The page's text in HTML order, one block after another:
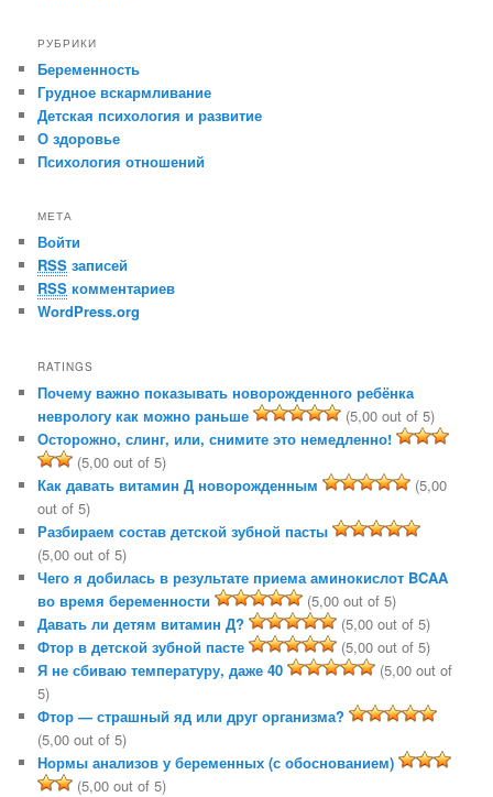
РУБРИКИ
Беременность
Грудное вскармливание
Детская психология и развитие
О здоровье
Психология отношений
МЕТА
Войти
RSS записей
RSS комментариев
WordPress.org
RATINGS
Почему важно показывать новорожденного ребёнка
неврологу как можно раньше
(5,00 out of 5)
Осторожно, слинг, или, снимите это немедленно!
(5,00 out of 5)
Как давать витамин Д новорожденным
(5,00
out of 5)
Разбираем состав детской зубной пасты
(5,00 out of 5)
Чего я добилась в результате приема аминокислот BCAA
во время беременности
(5,00 out of 5)
Давать ли детям витамин Д?
(5,00 out of 5)
Фтор в детской зубной пасте
(5,00 out of 5)
Я не сбиваю температуру, даже 40
(5,00 out of
5)
Фтор — страшный яд или друг организма?
(5,00 out of 5)
Нормы анализов у беременных (с обоснованием)
(5,00 out of 5)